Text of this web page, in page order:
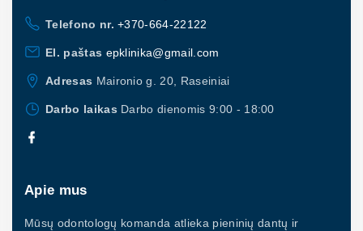
Telefono nr. +370-664-22122
El. paštas epklinika@gmail.com
Adresas Maironio g. 20, Raseiniai
Darbo laikas Darbo dienomis 9:00 - 18:00
Apie mus
Mūsų odontologų komanda atlieka pieninių dantų ir